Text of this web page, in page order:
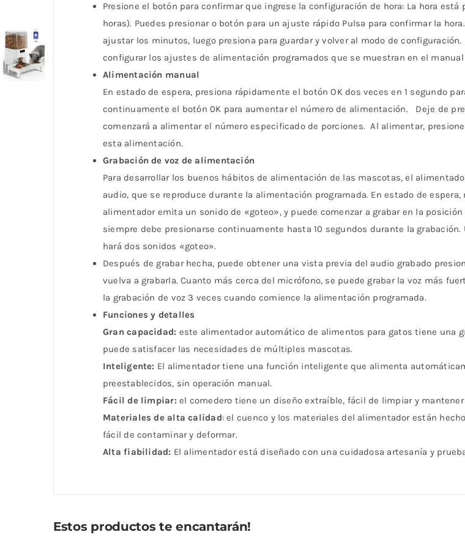
Presione el botón para confirmar que ingrese la configuración de hora: La hora
horas). Puedes presionar o botón para un ajuste rápido Pulsa para confirmar la
ajustar los minutos, luego presiona para guardar y volver al modo de
configurar los ajustes de alimentación programados que se muestran en el
Alimentación manual
En estado de espera, presiona rápidamente el botón OK dos veces en 1 segundo
continuamente el botón 0K para aumentar el número de alimentación. Deje de
comenzará a alimentar el número especificado de porciones. Al alimentar,
esta alimentación.
Grabación de voz de alimentación
Para desarrollar los buenos hábitos de alimentación de las mascotas, el
audio, que se reproduce durante la alimentación programada. En estado de
alimentador emita un sonido de «goteo», y puede comenzar a grabar en la
siempre debe presionarse continuamente hasta 10 segundos durante la
hará dos sonidos «goteo».
Después de grabar hecha, puede obtener una vista previa del audio grabado
vuelva a grabarla. Cuanto más cerca del micrófono, se puede grabar la voz más
la grabación de voz 3 veces cuando comience la alimentación programada.
Funciones y detalles
Gran capacidad: este alimentador automático de alimentos para gatos tiene una
puede satisfacer las necesidades de múltiples mascotas.
Inteligente: El alimentador tiene una función inteligente que alimenta
preestablecidos, sin operación manual.
Fácil de limpiar: el comedero tiene un diseño extraíble, fácil de limpiar y
Materiales de alta calidad: el cuenco y los materiales del alimentador están
fácil de contaminar y deformar.
Alta fiabilidad: El alimentador está diseñado con una cuidadosa artesanía y
Estos productos te encantarán!